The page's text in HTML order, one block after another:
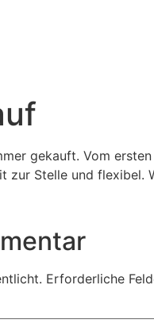
gekauft. Vom
zur Stelle und
Erforderliche